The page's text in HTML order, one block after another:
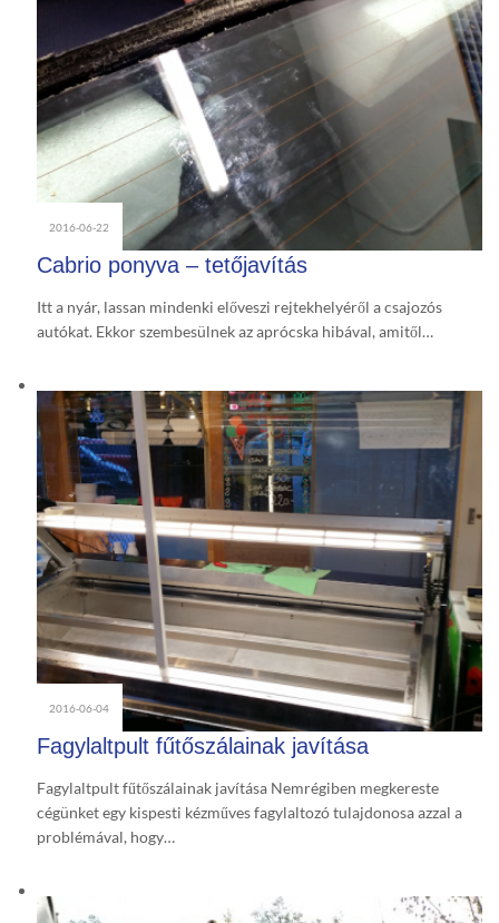
2016-06-22
Cabrio ponyva – tetőjavítás
Itt a nyár, lassan mindenki előveszi rejtekhelyéről a csajozós
autókat. Ekkor szembesülnek az aprócska hibával, amitől…
2016-06-04
Fagylaltpult fűtőszálainak javítása
Fagylaltpult fűtőszálainak javítása Nemrégiben megkereste
cégünket egy kispesti kézműves fagylaltozó tulajdonosa azzal a
problémával, hogy…